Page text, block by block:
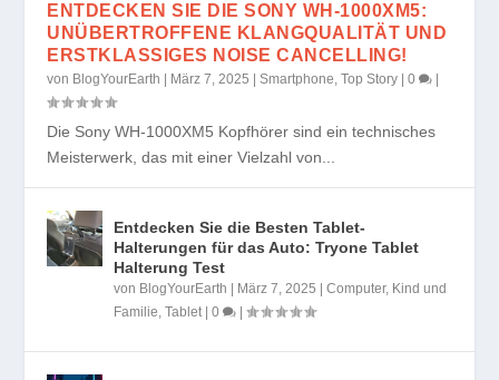
ENTDECKEN SIE DIE SONY WH-1000XM5:
UNÜBERTROFFENE KLANGQUALITÄT UND
ERSTKLASSIGES NOISE CANCELLING!
von BlogYourEarth März 7, 2025 |Smartphone,Top Story |0
Die Sony WH-1000XM5 Kopfhörer sind ein technisches
Meisterwerk, das mit einer Vielzahl von...
Entdecken Sie die Besten Tablet-
Halterungen für das Auto: Tryone Tablet
Halterung Test
von BlogYourEarth März 7, 2025 |Computer, Kind und
Familie,Tablet|0 |